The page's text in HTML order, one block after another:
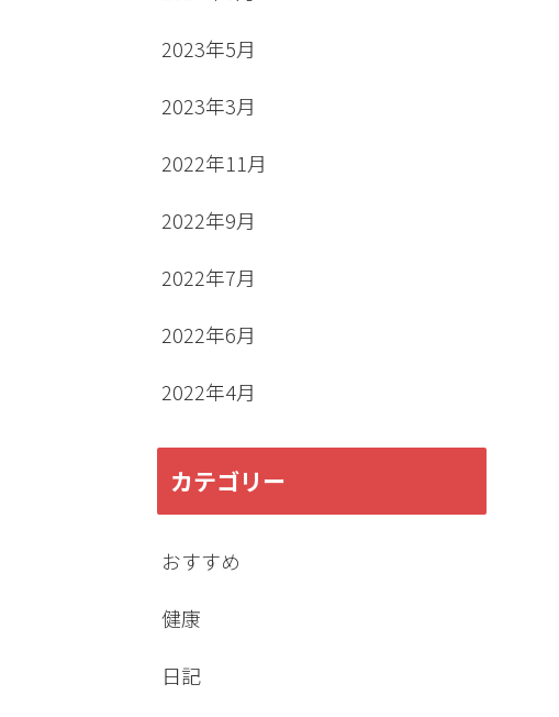
2023年5月
2023年3月
2022年11月
2022年9月
2022年7月
2022年6月
2022年4月
カテゴリー
おすすめ
健康
日記